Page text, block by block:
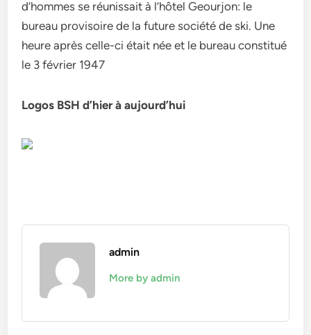
d’hommes se réunissait à l’hôtel Geourjon: le
bureau provisoire de la future société de ski. Une
heure après celle-ci était née et le bureau constitué
le 3 février 1947
Logos BSH d’hier à aujourd’hui
admin
More by admin